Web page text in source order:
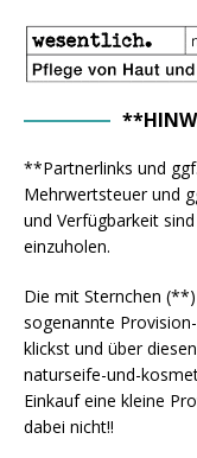
**Partnerlinks und
Mehrwertsteuer und
und Verfügbarkeit
einzuholen.
Die mit Sternchen
sogenannte
klickst und über
naturseife-und-
Einkauf eine kleine
dabei nicht!!